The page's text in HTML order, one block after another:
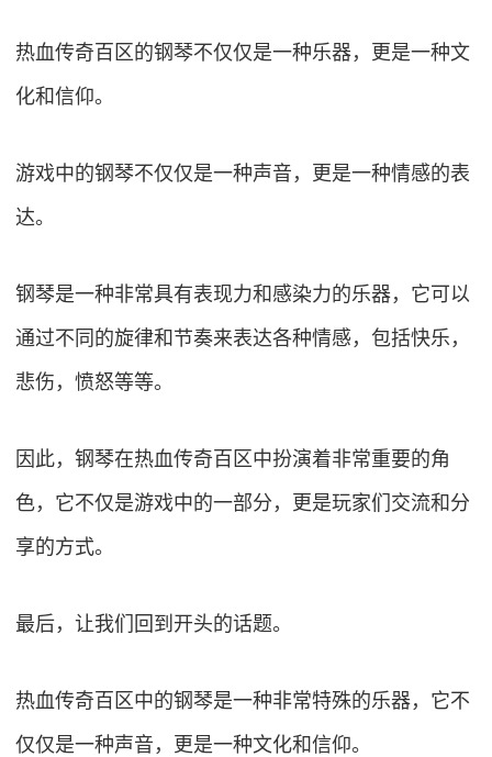
热血传奇百区的钢琴不仅仅是一种乐器，更是一种文
化和信仰。
游戏中的钢琴不仅仅是一种声音，更是一种情感的表
达。
钢琴是一种非常具有表现力和感染力的乐器，它可以
通过不同的旋律和节奏来表达各种情感，包括快乐，
悲伤，愤怒等等。
因此，钢琴在热血传奇百区中扮演着非常重要的角
色，它不仅是游戏中的一部分，更是玩家们交流和分
享的方式。
最后，让我们回到开头的话题。
热血传奇百区中的钢琴是一种非常特殊的乐器，它不
仅仅是一种声音，更是一种文化和信仰。